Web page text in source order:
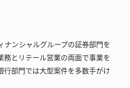
ナンシャルグループの証券部門を
務とリテール営業の両面で事業を
行部門では大型案件を多数手がけ